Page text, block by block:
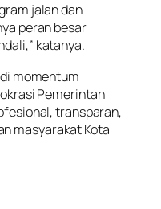
jalan dan
peran besar
katanya.
momentum
Pemerintah
transparan,
masyarakat Kota